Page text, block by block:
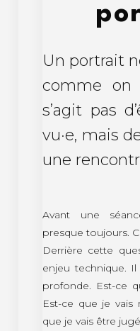
Un portrait
comme on
s’agit pas
vu·e, mais
une
Avant une
presque toujours.
Derrière cette
enjeu technique.
profonde. Est-ce
Est-ce que je vais
que je vais être